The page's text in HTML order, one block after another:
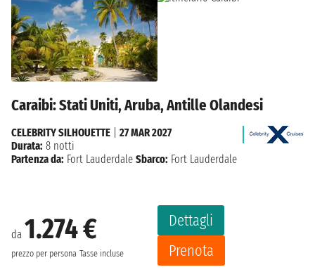
Caraibi: Stati Uniti, Aruba, Antille Olandesi
da 1.274 €
prezzo per persona Tasse incluse
Dettagli
Prenota
CELEBRITY SILHOUETTE
27 MAR 2027
Durata: 8 notti
Partenza da: Fort Lauderdale Sbarco: Fort Lauderdale